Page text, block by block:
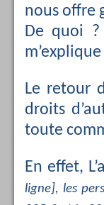
nous offre
De quoi ?
m’explique
Le retour
droits
toute
En effet,
ligne], les